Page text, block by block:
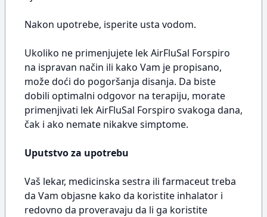
Nakon upotrebe, isperite usta vodom.
Ukoliko ne primenjujete lek AirFluSal Forspiro
na ispravan način ili kako Vam je propisano,
može doći do pogoršanja disanja. Da biste
dobili optimalni odgovor na terapiju, morate
primenjivati lek AirFluSal Forspiro svakoga dana,
čak i ako nemate nikakve simptome.
Uputstvo za upotrebu
Vaš lekar, medicinska sestra ili farmaceut treba
da Vam objasne kako da koristite inhalator i
redovno da proveravaju da li ga koristite